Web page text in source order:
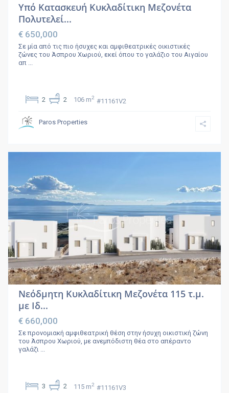
Υπό Κατασκευή Κυκλαδίτικη Μεζονέτα
Πολυτελεί...
€ 650,000
Σε μία από τις πιο ήσυχες και αμφιθεατρικές οικιστικές
ζώνες του Άσπρου Χωριού, εκεί όπου το γαλάζιο του Αιγαίου
απ
2 2 106 m2 #11161V2
Paros Properties
Νεόδμητη Κυκλαδίτικη Μεζονέτα 115 τ.μ.
με Ιδ...
€ 660,000
Σε προνομιακή αμφιθεατρική θέση στην ήσυχη οικιστική ζώνη
του Άσπρου Χωριού, με ανεμπόδιστη θέα στο απέραντο
γαλάζι ...
3 2 115 m2 #11161V3